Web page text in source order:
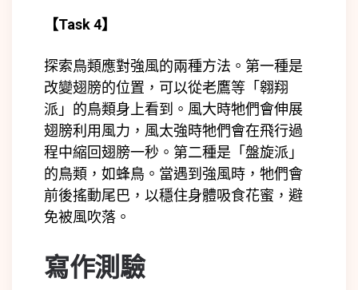
【Task 4】
探索鳥類應對強風的兩種方法。第一種是
改變翅膀的位置，可以從老鷹等「翱翔
派」的鳥類身上看到。風大時牠們會伸展
翅膀利用風力，風太強時牠們會在飛行過
程中縮回翅膀一秒。第二種是「盤旋派」
的鳥類，如蜂鳥。當遇到強風時，牠們會
前後搖動尾巴，以穩住身體吸食花蜜，避
免被風吹落。
寫作測驗